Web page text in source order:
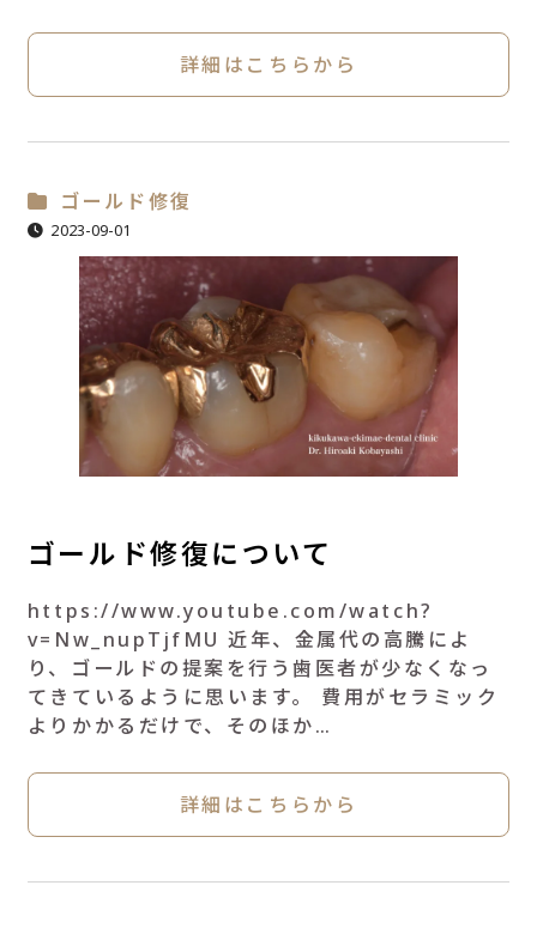
詳細はこちらから
ゴールド修復
2023-09-01
ゴールド修復について
https://www.youtube.com/watch?
v=Nw_nupTjfMU 近年、金属代の高騰によ
り、ゴールドの提案を行う歯医者が少なくなっ
てきているように思います。 費用がセラミック
よりかかるだけで、そのほか…
詳細はこちらから